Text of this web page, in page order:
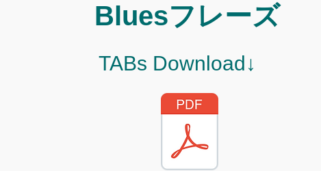
Bluesフレーズ
TABs Download↓